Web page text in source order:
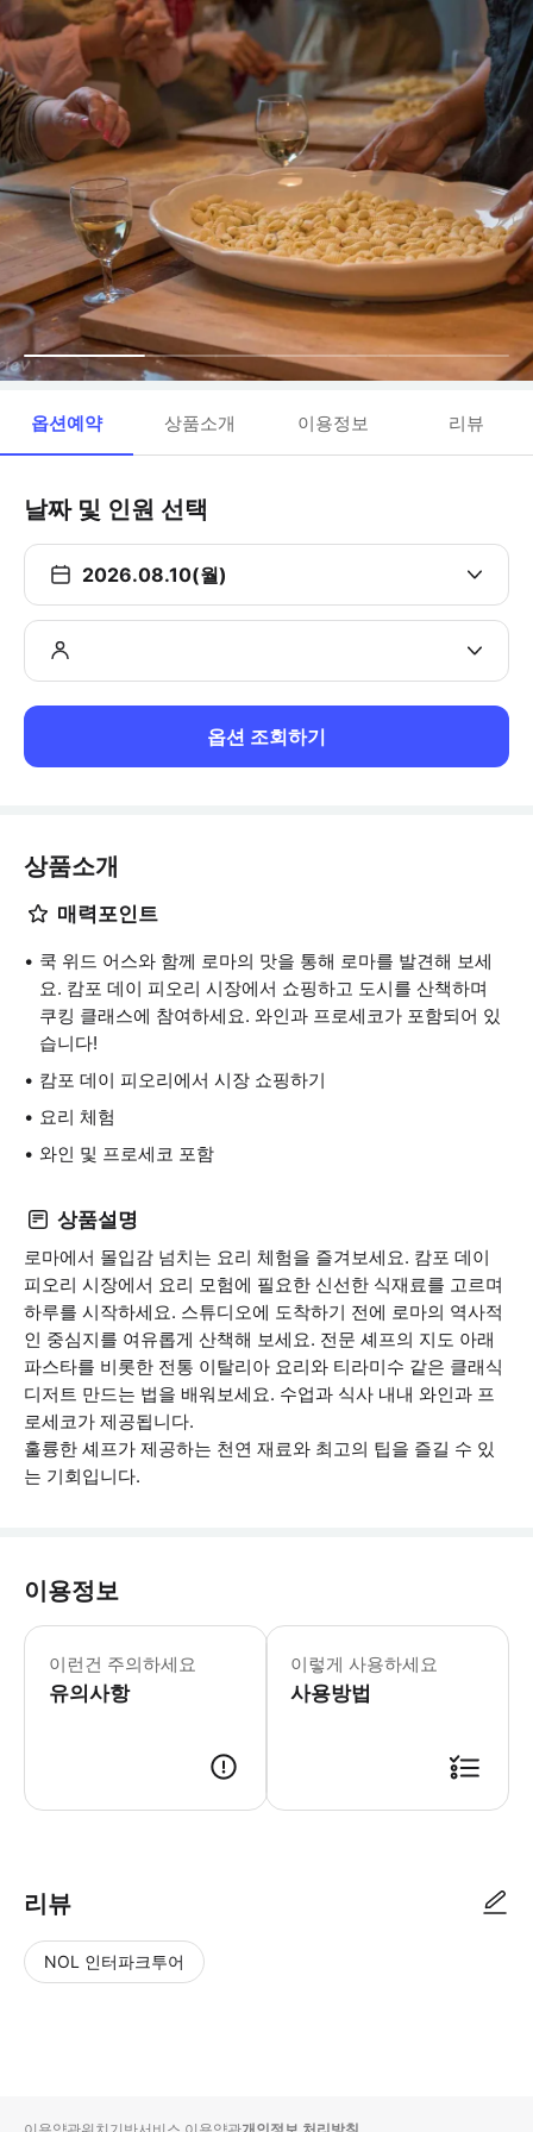
옵션예약 상품소개 이용정보 리뷰
날짜 및 인원 선택
2026.08.10(월)
옵션 조회하기
상품소개
매력포인트
쿡 위드 어스와 함께 로마의 맛을 통해 로마를 발견해 보세
요. 캄포 데이 피오리 시장에서 쇼핑하고 도시를 산책하며
쿠킹 클래스에 참여하세요. 와인과 프로세코가 포함되어 있
습니다!
캄포 데이 피오리에서 시장 쇼핑하기
요리 체험
와인 및 프로세코 포함
상품설명
로마에서 몰입감 넘치는 요리 체험을 즐겨보세요. 캄포 데이
피오리 시장에서 요리 모험에 필요한 신선한 식재료를 고르며
하루를 시작하세요. 스튜디오에 도착하기 전에 로마의 역사적
인 중심지를 여유롭게 산책해 보세요. 전문 셰프의 지도 아래
파스타를 비롯한 전통 이탈리아 요리와 티라미수 같은 클래식
디저트 만드는 법을 배워보세요. 수업과 식사 내내 와인과 프
로세코가 제공됩니다.
훌륭한 셰프가 제공하는 천연 재료와 최고의 팁을 즐길 수 있
는 기회입니다.
이용정보
이런건 주의하세요
유의사항
* 소요시간 : 240분 (옵션에 따라 소
이렇게 사용하세요
사용방법
리뷰
NOL 인터파크투어